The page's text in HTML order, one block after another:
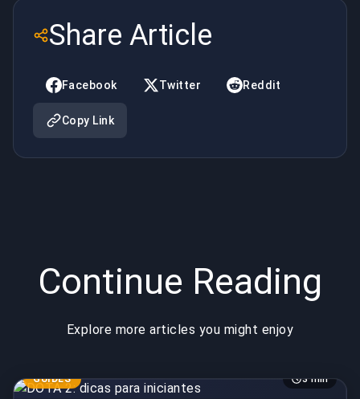
Hearthstone
Share Article
Facebook Twitter Reddit
Copy Link
Continue Reading
Explore more articles you might enjoy
GUIDES 3 min